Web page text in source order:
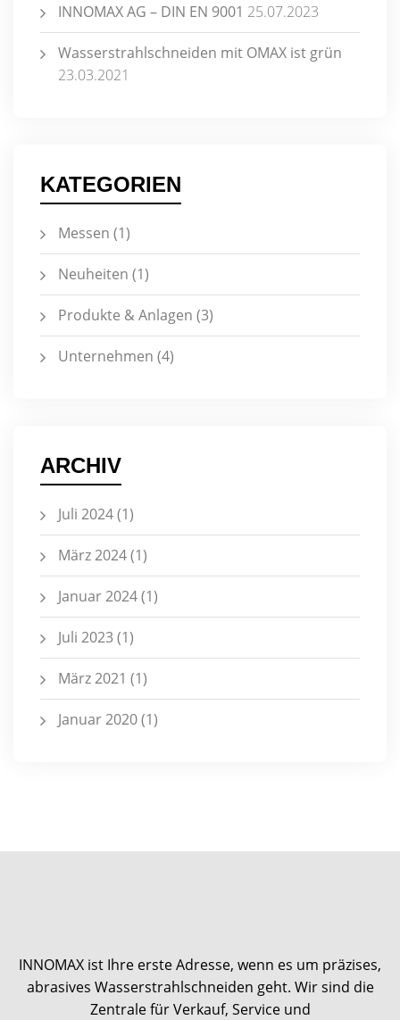
INNOMAX AG – DIN EN 9001 25.07.2023
Wasserstrahlschneiden mit OMAX ist grün
23.03.2021
KATEGORIEN
Messen (1)
Neuheiten (1)
Produkte & Anlagen (3)
Unternehmen (4)
ARCHIV
Juli 2024(1)
März 2024(1)
Januar 2024(1)
Juli 2023(1)
März 2021 (1)
Januar 2020(1)
INNOMAX ist Ihre erste Adresse, wenn es um präzises,
abrasives Wasserstrahlschneiden geht. Wir sind die
Zentrale für Verkauf, Service und